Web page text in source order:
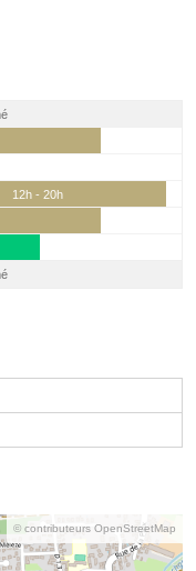
12h - 20h
© contributeurs OpenStreetMap